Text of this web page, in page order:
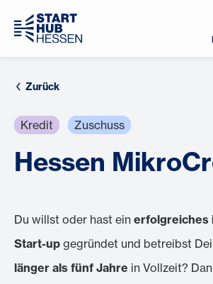
Zurück
Kredit Zuschuss
Hessen
Du willst oder hast ein erfolgreiches
Start-up gegründet und betreibst
länger als fünf Jahre in Vollzeit?